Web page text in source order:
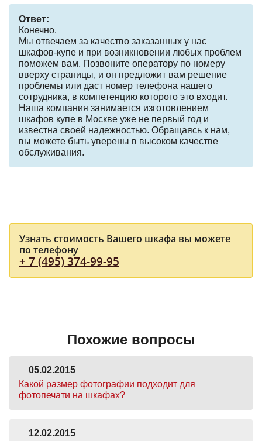
Ответ:
Конечно.
Мы отвечаем за качество заказанных у нас
шкафов-купе и при возникновении любых проблем
поможем вам. Позвоните оператору по номеру
вверху страницы, и он предложит вам решение
проблемы или даст номер телефона нашего
сотрудника, в компетенцию которого это входит.
Наша компания занимается изготовлением
шкафов купе в Москве уже не первый год и
известна своей надежностью. Обращаясь к нам,
вы можете быть уверены в высоком качестве
обслуживания.
Узнать стоимость Вашего шкафа вы можете
по телефону
+ 7 (495) 374-99-95
Похожие вопросы
05.02.2015
Какой размер фотографии подходит для
фотопечати на шкафах?
12.02.2015